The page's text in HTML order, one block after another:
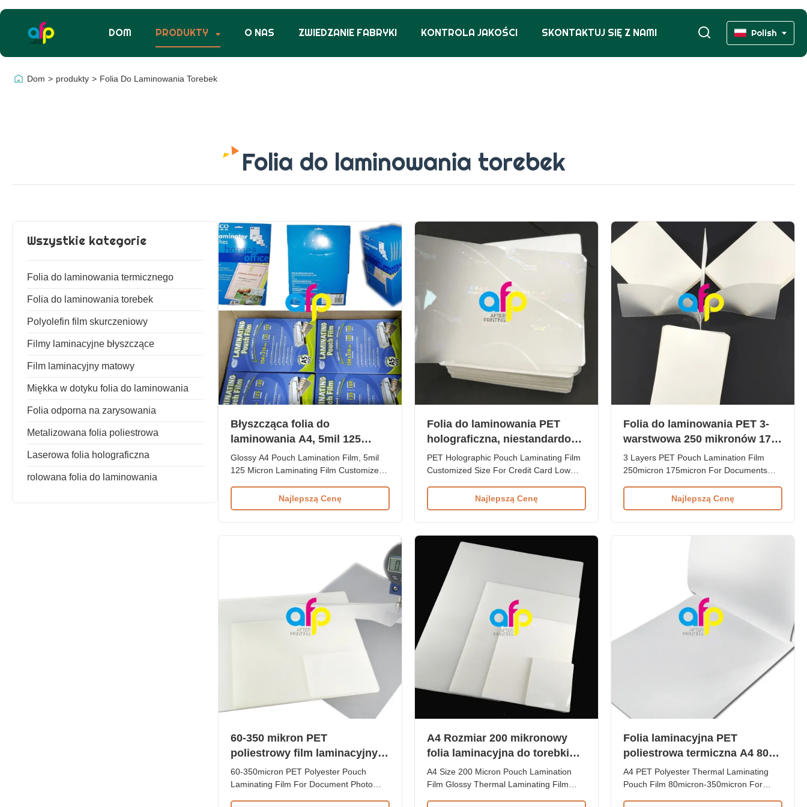
DOM PRODUKTY O NAS ZWIEDZANIE FABRYKI KONTROLA JAKOŚCI SKONTAKTUJ SIĘ Z NAMI Polish
Dom > produkty > Folia Do Laminowania Torebek
Folia do laminowania torebek
Wszystkie kategorie
Folia do laminowania termicznego
Folia do laminowania torebek
Polyolefin film skurczeniowy
Filmy laminacyjne błyszczące
Film laminacyjny matowy
Miękka w dotyku folia do laminowania
Folia odporna na zarysowania
Metalizowana folia poliestrowa
Laserowa folia holograficzna
rolowana folia do laminowania
Błyszcząca folia do
laminowania A4, 5mil 125
mikronów
Glossy A4 Pouch Lamination Film, 5mil
125 Micron Laminating Film Customized
Polyester Pouch Laminating Film High-
quality PET polyester pouch laminating
Najlepszą Cenę
Folia do laminowania PET
holograficzna, niestandardowy
rozmiar do kart kredytowych
PET Holographic Pouch Laminating Film
Customized Size For Credit Card Low
Logo Brand PET Holographic Pouch
Laminating Film Technical Specifications
to 350 micron Size A2 ~ A7; B2 ~ B5, ...
Najlepszą Cenę
Folia do laminowania PET 3-
warstwowa 250 mikronów 175
mikronów do dokumentów
3 Layers PET Pouch Lamination Film
250micron 175micron For Documents
laminating pouch film is a specialized
protective film featuring an additional
Najlepszą Cenę
60-350 mikron PET
poliestrowy film laminacyjny
do dokumentów
60-350micron PET Polyester Pouch
Laminating Film For Document Photo
A4 Rozmiar 200 mikronowy
folia laminacyjna do torebki
błyszcząca folia laminacyjna
termiczna
A4 Size 200 Micron Pouch Lamination
Film Glossy Thermal Laminating Film
Folia laminacyjna PET
poliestrowa termiczna A4 80
mikronów - 350 mikronów do
dokumentów
A4 PET Polyester Thermal Laminating
Pouch Film 80micron-350micron For